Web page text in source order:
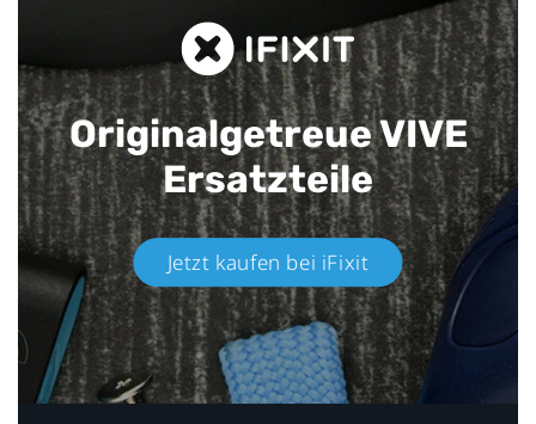
Originalgetreue VIVE
Ersatzteile
Jetzt kaufen bei iFixit​